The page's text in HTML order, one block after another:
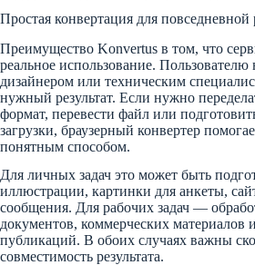
Простая конвертация для повседневной
Преимущество Konvertus в том, что
реальное использование.
дизайнером или техническим
нужный результат. Если нужно
формат, перевести файл или
загрузки, браузерный конвертер
понятным способом.
Для личных задач это может быть
иллюстрации, картинки для анкеты,
сообщения. Для рабочих задач —
документов, коммерческих материалов
публикаций. В обоих случаях важны
совместимость результата.